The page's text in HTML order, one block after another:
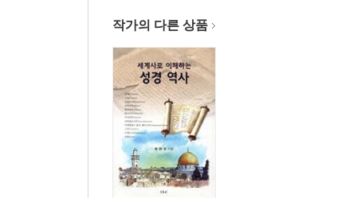
1. 교회와 국가의 결합 177
2. 기독교의 분열: 로마가톨릭과 정교회 184
3. 교황권(교회)과 황제권(국가)의 대립 192
4. 기독교 세계와 이슬람 세계의 충돌 198
5. 교회의 부패와 교황의 권위 실추 204
6. 교회 개혁 운동의 전개 210
제3부 세계사와 함께 읽는 기독교 역사(근세 편)
제1장 서양 근세사에 대한 이해 219
작가의 다른 상품